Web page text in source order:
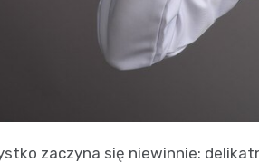
zaczyna się niewinnie: